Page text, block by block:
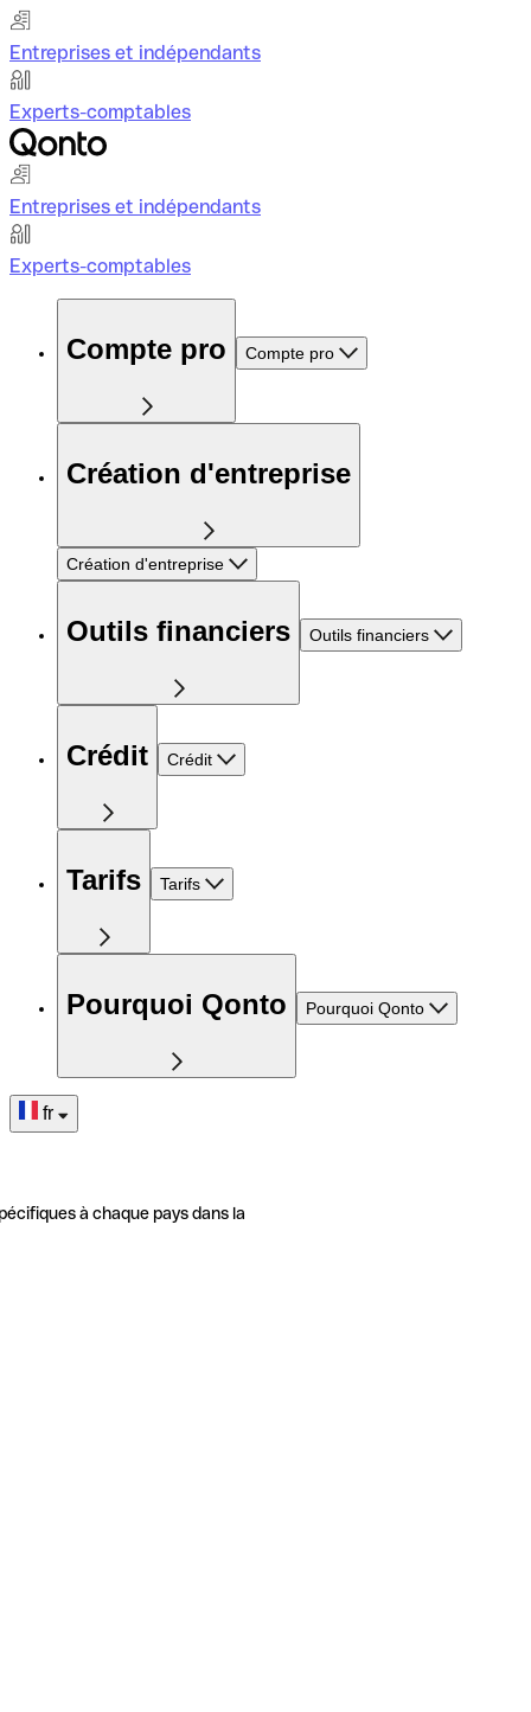
Entreprises et indépendants
Experts-comptables
Entreprises et indépendants
Experts-comptables
Compte pro Compte pro
Création d'entreprise
Création d'entreprise
Outils financiers Outils financiers
Crédit Crédit
Tarifs Tarifs
Pourquoi Qonto Pourquoi Qonto
fr
à chaque pays dans la